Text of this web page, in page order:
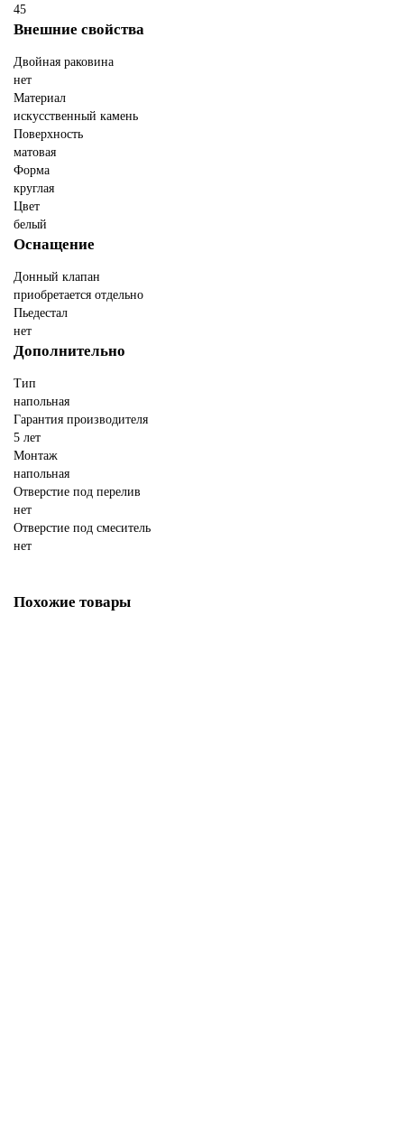
45
Внешние свойства
Двойная раковина
нет
Материал
искусственный камень
Поверхность
матовая
Форма
круглая
Цвет
белый
Оснащение
Донный клапан
приобретается отдельно
Пьедестал
нет
Дополнительно
Тип
напольная
Гарантия производителя
5 лет
Монтаж
напольная
Отверстие под перелив
нет
Отверстие под смеситель
нет
Похожие товары